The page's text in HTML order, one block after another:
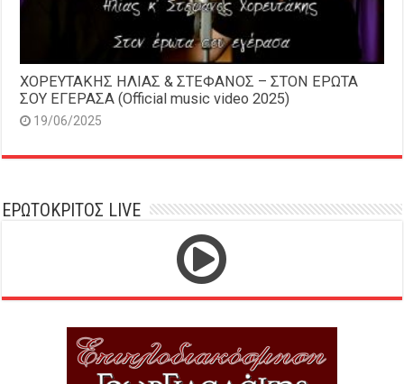
ΧΟΡΕΥΤΑΚΗΣ ΗΛΙΑΣ & ΣΤΕΦΑΝΟΣ – ΣΤΟΝ ΕΡΩΤΑ
ΣΟΥ ΕΓΕΡΑΣΑ (Official music video 2025)
19/06/2025
ΕΡΩΤΟΚΡΙΤΟΣ LIVE